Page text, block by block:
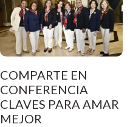
COMPARTE EN
CONFERENCIA
CLAVES PARA AMAR
MEJOR